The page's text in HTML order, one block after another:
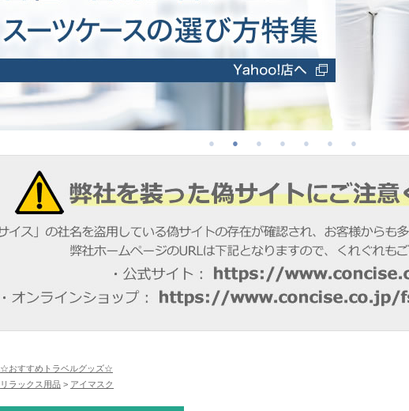
☆おすすめトラベルグッズ☆
リラックス用品 > アイマスク